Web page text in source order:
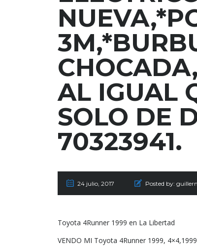
AL IGUAL
SOLO DE
70323941.
24 julio, 2017 Posted by:
Toyota 4Runner 1999 en La Libertad
VENDO MI Toyota 4Runner 1999,